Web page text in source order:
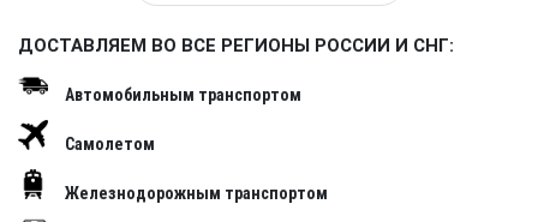
ДОСТАВЛЯЕМ ВО ВСЕ РЕГИОНЫ РОССИИ И СНГ:
Автомобильным транспортом
Самолетом
Железнодорожным транспортом